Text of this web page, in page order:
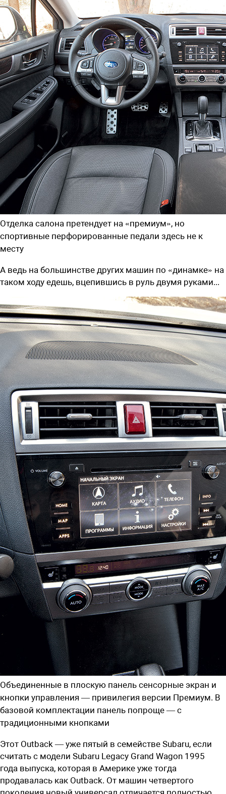
Отделка салона претендует на «премиум», но
спортивные перфорированные педали здесь не к
месту
А ведь на большинстве других машин по «динамке» на
таком ходу едешь, вцепившись в руль двумя руками...
Объединенные в плоскую панель сенсорные экран и
кнопки управления — привилегия версии Премиум. В
базовой комплектации панель попроще — с
традиционными кнопками
Этот Outback — уже пятый в семействе Subaru, если
считать с модели Subaru Legacy Grand Wagon 1995
года­ выпуска, которая в Америке уже тогда
продавалась как Outback. От машин четвертого